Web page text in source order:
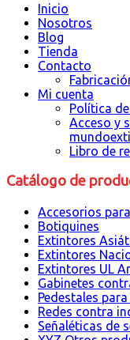
Inicio
Nosotros
Blog
Tienda
Contacto
Mi cuenta
Política
Acceso y
Libro de
Catálogo de
Accesorios
Botiquines
Extintores
Extintores
Extintores UL
Gabinetes
Pedestales
Redes contra
Señaléticas de